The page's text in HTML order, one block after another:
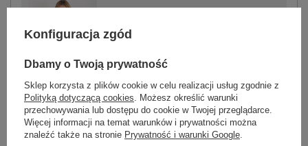
grafitowy
Zobacz wszystkie kolory (+1)
Konfiguracja zgód
Dbamy o Twoją prywatność
Sklep korzysta z plików cookie w celu realizacji usług zgodnie z
Polityką dotyczącą cookies. Możesz określić warunki
przechowywania lub dostępu do cookie w Twojej przeglądarce.
Więcej informacji na temat warunków i prywatności można
znaleźć także na stronie Prywatność i warunki Google.